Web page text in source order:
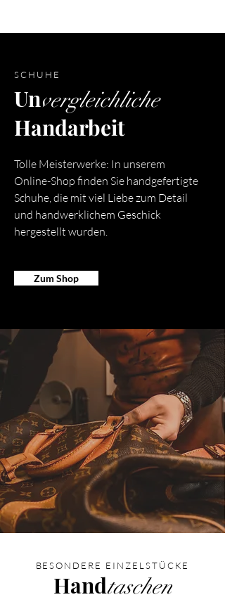
SCHUHE
Unvergleichliche
Handarbeit
Tolle Meisterwerke: In unserem
Online-Shop finden Sie handgefertigte
Schuhe, die mit viel Liebe zum Detail
und handwerklichem Geschick
hergestellt wurden.
Zum Shop
BESONDERE EINZELSTÜCKE
Handtaschen